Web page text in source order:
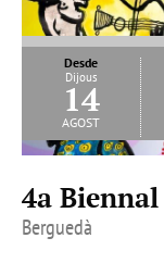
Desde
Dijous
14
agost
4a
Berguedà